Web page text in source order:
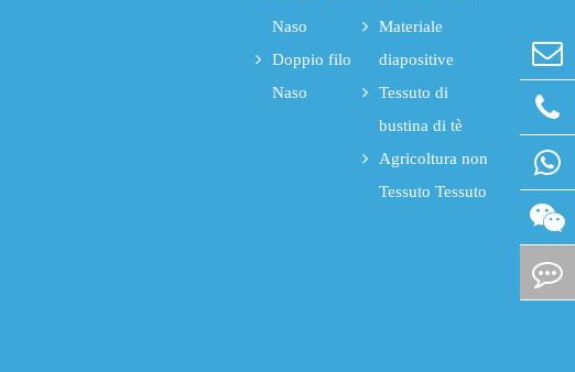
Naso
Doppio filo
Naso
Materiale
diapositive
Tessuto di
bustina di tè
Agricoltura non
Tessuto Tessuto